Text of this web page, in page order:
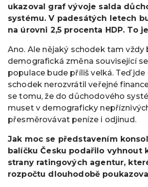
ukazoval graf vývoje salda
systému. V padesátých letech
na úrovni 2,5 procenta HDP. To
Ano. Ale nějaký schodek tam vždy
demografická změna související
populace bude příliš velká. Teď
schodek nerozvrátil veřejné
se tomu, že do důchodového
muset v demograficky
přesměrovávat peníze i odjinud.
Jak moc se představením
balíčku Česku podařilo vyhnout
strany ratingových agentur,
rozpočtu dlouhodobě